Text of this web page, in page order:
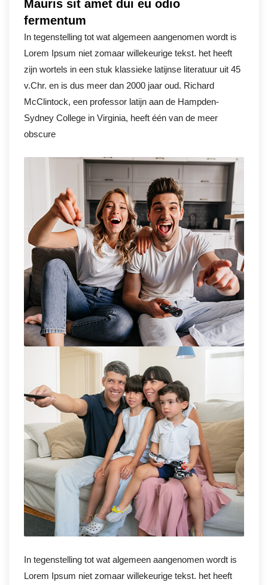
Mauris sit amet dui eu odio
fermentum
In tegenstelling tot wat algemeen aangenomen wordt is
Lorem Ipsum niet zomaar willekeurige tekst. het heeft
zijn wortels in een stuk klassieke latijnse literatuur uit 45
v.Chr. en is dus meer dan 2000 jaar oud. Richard
McClintock, een professor latijn aan de Hampden-
Sydney College in Virginia, heeft één van de meer
obscure
In tegenstelling tot wat algemeen aangenomen wordt is
Lorem Ipsum niet zomaar willekeurige tekst. het heeft